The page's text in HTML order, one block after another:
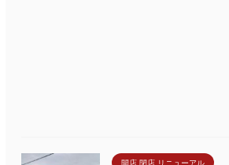
開店 閉店 リニューアル